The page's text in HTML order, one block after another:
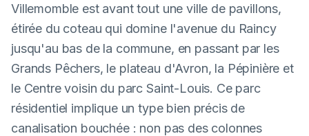
Villemomble est avant tout une ville de pavillons,
étirée du coteau qui domine l'avenue du Raincy
jusqu'au bas de la commune, en passant par les
Grands Pêchers, le plateau d'Avron, la Pépinière et
le Centre voisin du parc Saint-Louis. Ce parc
résidentiel implique un type bien précis de
canalisation bouchée : non pas des colonnes